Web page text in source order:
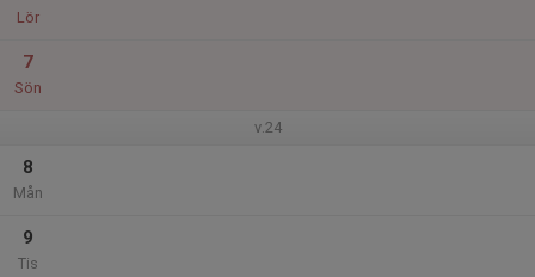
Lör
7
Sön
v.24
8
Mån
9
Tis